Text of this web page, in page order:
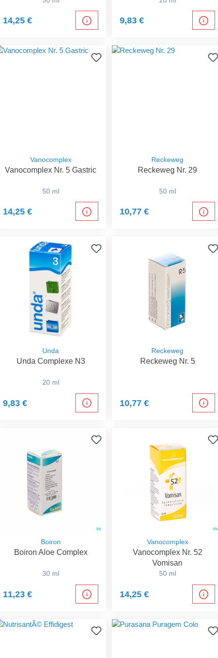
14,25 € 9,83 €
Vanocomplex
Vanocomplex Nr. 5 Gastric
50 ml
14,25 €
Reckeweg
Reckeweg Nr. 29
50 ml
10,77 €
Unda
Unda Complexe N3
20 ml
9,83 €
Reckeweg
Reckeweg Nr. 5
10,77 €
Boiron
Boiron Aloe Complex
30 ml
11,23 €
Vanocomplex
Vanocomplex Nr. 52
Vomisan
50 ml
14,25 €